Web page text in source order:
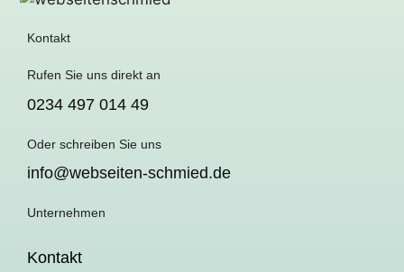
Kontakt
Rufen Sie uns direkt an
0234 497 014 49
Oder schreiben Sie uns
info@webseiten-schmied.de
Unternehmen
Kontakt